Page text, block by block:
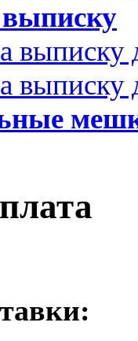
выписку
выписку